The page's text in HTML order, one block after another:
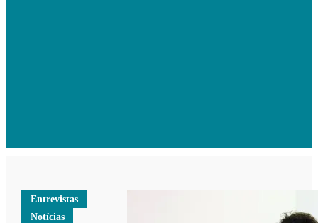
Entrevistas
Notícias